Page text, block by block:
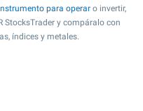
para operar o invertir,
StocksTrader y compáralo con
índices y metales.